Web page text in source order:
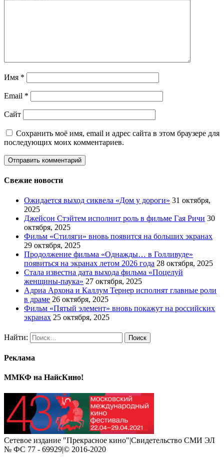
Имя *
Email *
Сайт
Сохранить моё имя, email и адрес сайта в этом браузере для
последующих моих комментариев.
Свежие новости
Ожидается выход сиквела «Дом у дороги» 31 октября,
2025
Джейсон Стэйтем исполнит роль в фильме Гая Ричи 30
октября, 2025
Фильм «Стиляги» вновь появится на больших экранах
29 октября, 2025
Продолжение фильма «Однажды… в Голливуде»
появиться на экранах летом 2026 года 28 октября, 2025
Стала известна дата выхода фильма «Поцелуй
женщины-паука» 27 октября, 2025
Адриа Архона и Каллум Тернер исполнят главные роли
в драме 26 октября, 2025
Фильм «Пятый элемент» вновь покажут на российских
экранах 25 октября, 2025
Найти:
Реклама
ММКФ на НайсКино!
Сетевое издание "Прекрасное кино"|Свидетельство СМИ ЭЛ
№ ФС 77 - 69929|© 2016-2020